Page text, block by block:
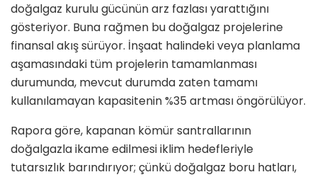
doğalgaz kurulu gücünün arz fazlası yarattığını
gösteriyor. Buna rağmen bu doğalgaz projelerine
finansal akış sürüyor. İnşaat halindeki veya planlama
aşamasındaki tüm projelerin tamamlanması
durumunda, mevcut durumda zaten tamamı
kullanılamayan kapasitenin %35 artması öngörülüyor.
Rapora göre, kapanan kömür santrallarının
doğalgazla ikame edilmesi iklim hedefleriyle
tutarsızlık barındırıyor; çünkü doğalgaz boru hatları,